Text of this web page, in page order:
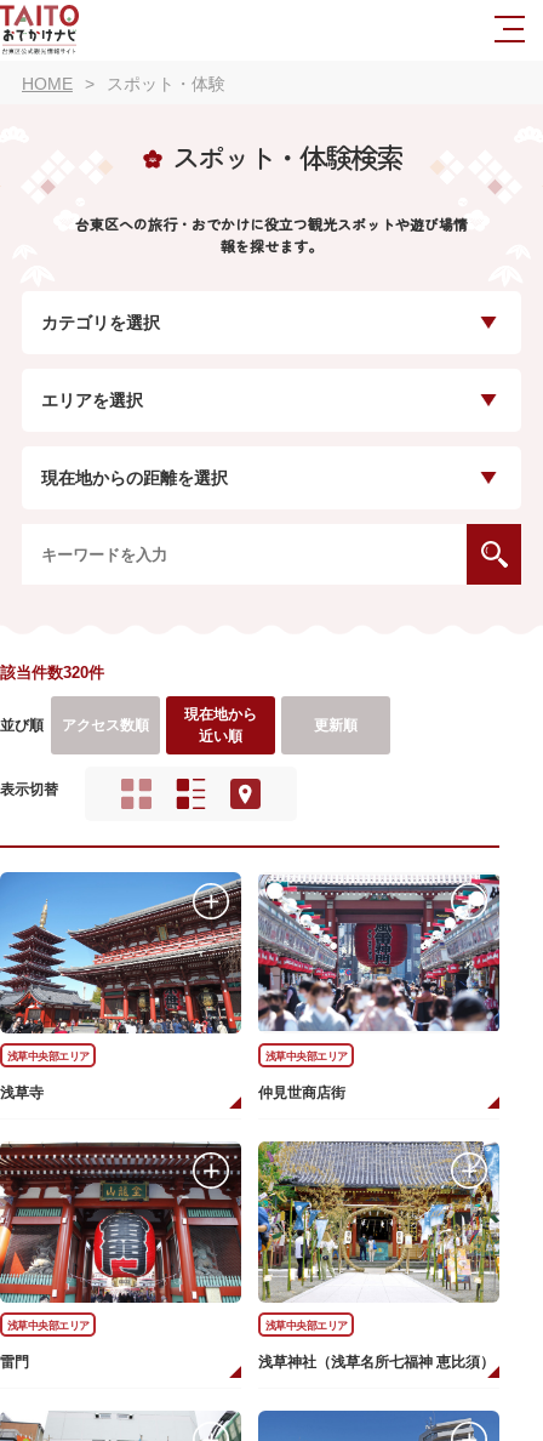
HOME スポット・体験
スポット・体験検索
台東区への旅行・おでかけに役立つ観光スポットや遊び場情
報を探せます。
カテゴリを選択
エリアを選択
現在地からの距離を選択
該当件数320件
並び順 アクセス数順
現在地から
近い順
更新順
表示切替
浅草中央部エリア
浅草寺
浅草中央部エリア
仲見世商店街
浅草中央部エリア
雷門
浅草中央部エリア
浅草神社（浅草名所七福神 恵比須）